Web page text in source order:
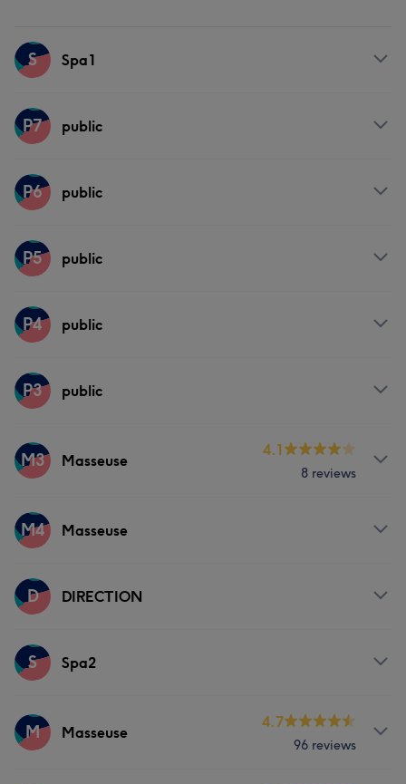
S Spa1
Behandelingen
P7 public
Behandelingen
P6 public
Behandelingen
P5 public
Behandelingen
P4 public
Behandelingen
P3 public
Behandelingen
M3 Masseuse
4.1
8 reviews
Behandelingen
M4 Masseuse
Behandelingen
D DIRECTION
Behandelingen
S Spa2
Behandelingen
M Masseuse
4.7
96 reviews